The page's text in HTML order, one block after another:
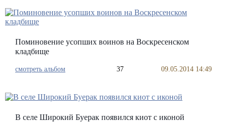
Поминовение усопших воинов на Воскресенском
кладбище
смотреть альбом 37 09.05.2014 14:49
В селе Широкий Буерак появился киот с иконой